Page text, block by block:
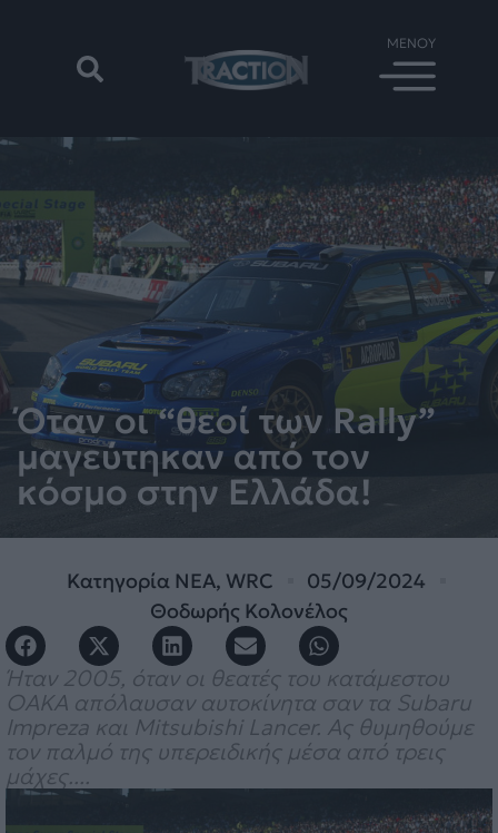
Όταν οι “θεοί των Rally”
μαγεύτηκαν από τον
κόσμο στην Ελλάδα!
Κατηγορία ΝΕΑ, WRC
05/09/2024
Θοδωρής Κολονέλος
Ήταν 2005, όταν οι θεατές του κατάμεστου
ΟΑΚΑ απόλαυσαν αυτοκίνητα σαν τα Subaru
Impreza και Mitsubishi Lancer. Ας θυμηθούμε
τον παλμό της υπερειδικής μέσα από τρεις
μάχες....